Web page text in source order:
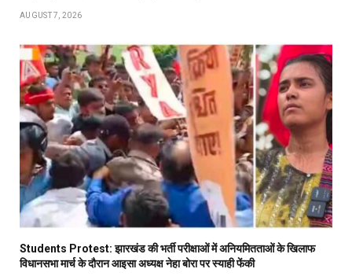
AUGUST 7, 2026
Students Protest: झारखंड की भर्ती परीक्षाओं में अनियमितताओं के खिलाफ
विधानसभा मार्च के दौरान आइसा अध्यक्ष नेहा बोरा पर स्याही फेंकी